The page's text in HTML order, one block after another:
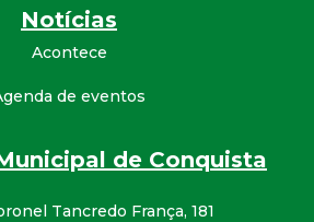
Notícias
Acontece
de eventos
de Conquista
Tancredo França, 181